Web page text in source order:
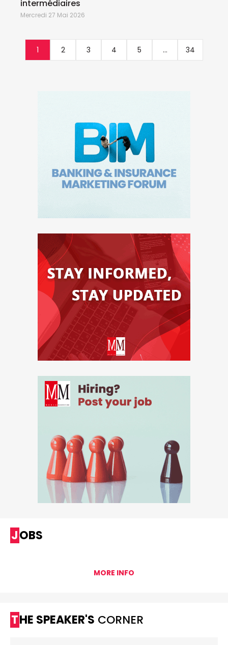
intermédiaires
Mercredi 27 Mai 2026
1 2 3 4 5 ... 34
JOBS
MORE INFO
THE SPEAKER'S CORNER